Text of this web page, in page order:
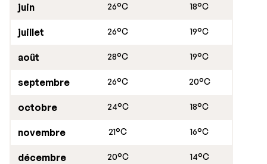
juin 26°C 18°C
juillet 26°C 19°C
août 28°C 19°C
septembre 26°C 20°C
octobre 24°C 18°C
novembre 21°C 16°C
décembre 20°C 14°C